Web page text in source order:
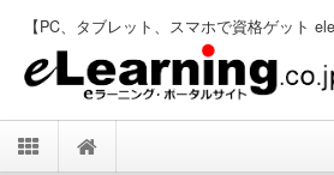
【PC、タブレット、スマホで資格ゲット